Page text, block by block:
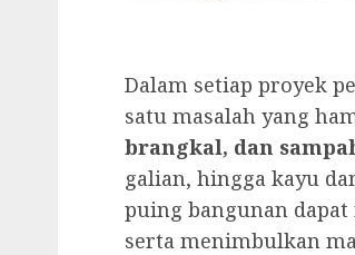
Dalam setiap proyek
satu masalah yang
brangkal, dan
galian, hingga kayu
puing bangunan
serta menimbulkan